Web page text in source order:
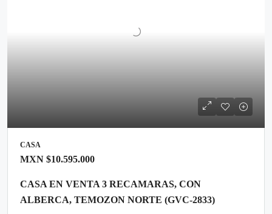
CASA
MXN $10.595.000
CASA EN VENTA 3 RECAMARAS, CON
ALBERCA, TEMOZON NORTE (GVC-2833)